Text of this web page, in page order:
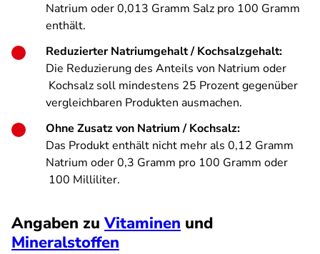
Natrium oder 0,013 Gramm Salz pro 100 Gramm
enthält.
Reduzierter Natriumgehalt / Kochsalzgehalt:
Die Reduzierung des Anteils von Natrium oder
Kochsalz soll mindestens 25 Prozent gegenüber
vergleichbaren Produkten ausmachen.
Ohne Zusatz von Natrium / Kochsalz:
Das Produkt enthält nicht mehr als 0,12 Gramm
Natrium oder 0,3 Gramm pro 100 Gramm oder
100 Milliliter.
Angaben zuVitaminen und
Mineralstoffen